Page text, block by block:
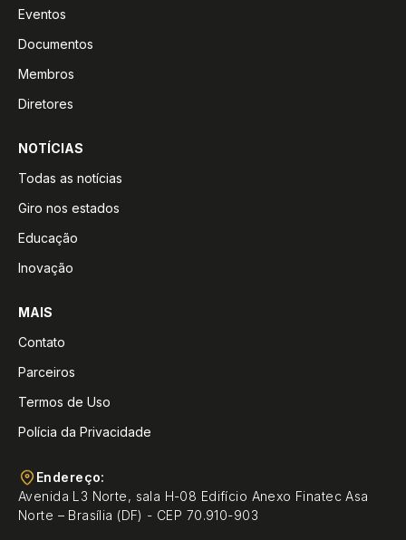
Eventos
Documentos
Membros
Diretores
NOTÍCIAS
Todas as notícias
Giro nos estados
Educação
Inovação
MAIS
Contato
Parceiros
Termos de Uso
Polícia da Privacidade
Endereço:
Avenida L3 Norte, sala H-08 Edifício Anexo Finatec Asa
Norte – Brasília (DF) - CEP 70.910-903